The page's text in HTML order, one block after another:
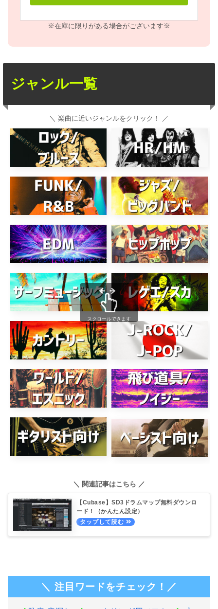
※在庫に限りがある場合がございます※
ジャンル一覧
＼ 楽曲に近いジャンルをクリック！ ／
スクロールできます
＼ 関連記事はこちら ／
【Cubase】SD3ドラムマップ無料ダウンロ
ード！（かんたん設定）
＼ 注目ワードをチェック！／